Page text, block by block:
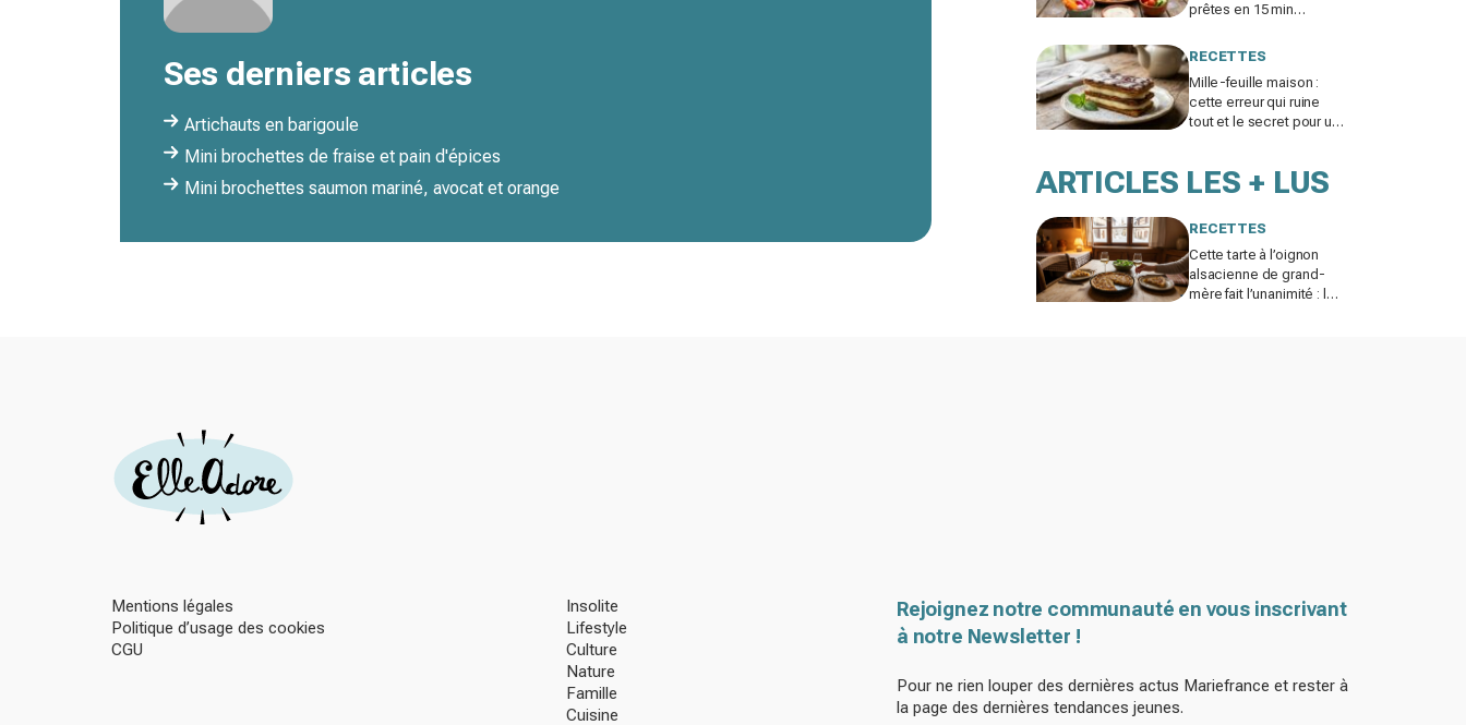
Ses derniers articles
Artichauts en barigoule
Mini brochettes de fraise et pain d'épices
Mini brochettes saumon mariné, avocat et orange
prêtes en 15 min
qu’elles sortent du four
RECETTES
Mille-feuille maison :
cette erreur qui ruine
tout et le secret pour un
fondant
ARTICLES LES + LUS
RECETTES
Cette tarte à l’oignon
alsacienne de grand-
mère fait l’unanimité : le
Mentions légales
Politique d’usage des cookies
CGU
Insolite
Lifestyle
Culture
Nature
Famille
Cuisine
Rejoignez notre communauté en vous inscrivant
à notre Newsletter !
Pour ne rien louper des dernières actus Mariefrance et rester à
la page des dernières tendances jeunes.